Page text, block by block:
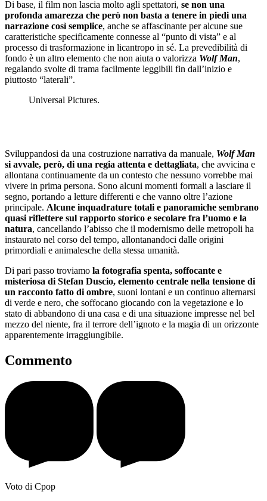
Di base, il film non lascia molto agli spettatori, se non una
profonda amarezza che però non basta a tenere in piedi una
narrazione così semplice, anche se affascinante per alcune sue
caratteristiche specificamente connesse al “punto di vista” e al
processo di trasformazione in licantropo in sé. La prevedibilità di
fondo è un altro elemento che non aiuta o valorizza Wolf Man,
regalando svolte di trama facilmente leggibili fin dall’inizio e
piuttosto “laterali”.
Universal Pictures.
Sviluppandosi da una costruzione narrativa da manuale, Wolf Man
si avvale, però, di una regia attenta e dettagliata, che avvicina e
allontana continuamente da un contesto che nessuno vorrebbe mai
vivere in prima persona. Sono alcuni momenti formali a lasciare il
segno, portando a letture differenti e che vanno oltre l’azione
principale. Alcune inquadrature totali e panoramiche sembrano
quasi riflettere sul rapporto storico e secolare fra l’uomo e la
natura, cancellando l’abisso che il modernismo delle metropoli ha
instaurato nel corso del tempo, allontanandoci dalle origini
primordiali e animalesche della stessa umanità.
Di pari passo troviamo la fotografia spenta, soffocante e
misteriosa di Stefan Duscio, elemento centrale nella tensione di
un racconto fatto di ombre, suoni lontani e un continuo alternarsi
di verde e nero, che soffocano giocando con la vegetazione e lo
stato di abbandono di una casa e di una situazione impresse nel bel
mezzo del niente, fra il terrore dell’ignoto e la magia di un orizzonte
apparentemente irraggiungibile.
Commento
Voto di Cpop